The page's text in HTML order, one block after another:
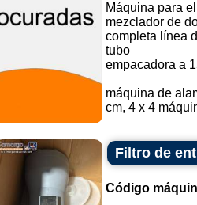
Máquina para
mezclador de
completa línea
tubo
empacadora a
máquina de
cm, 4 x 4
Filtro de
Código